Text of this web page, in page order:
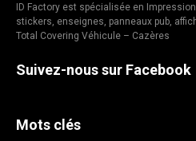
ID Factory est spécialisée en
stickers, enseignes, panneaux pub,
Total Covering Véhicule – Cazères
Suivez-nous sur Facebook
Mots clés